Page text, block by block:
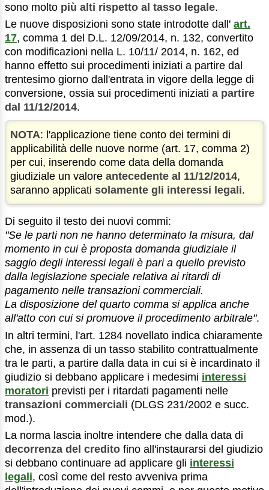
sono molto più alti rispetto al tasso legale.
Le nuove disposizioni sono state introdotte dall' art.
17, comma 1 del D.L. 12/09/2014, n. 132, convertito
con modificazioni nella L. 10/11/ 2014, n. 162, ed
hanno effetto sui procedimenti iniziati a partire dal
trentesimo giorno dall'entrata in vigore della legge di
conversione, ossia sui procedimenti iniziati a partire
dal 11/12/2014.
NOTA: l'applicazione tiene conto dei termini di
applicabilità delle nuove norme (art. 17, comma 2)
per cui, inserendo come data della domanda
giudiziale un valore antecedente al 11/12/2014,
saranno applicati solamente gli interessi legali.
Di seguito il testo dei nuovi commi:
"Se le parti non ne hanno determinato la misura, dal
momento in cui è proposta domanda giudiziale il
saggio degli interessi legali è pari a quello previsto
dalla legislazione speciale relativa ai ritardi di
pagamento nelle transazioni commerciali.
La disposizione del quarto comma si applica anche
all'atto con cui si promuove il procedimento arbitrale".
In altri termini, l'art. 1284 novellato indica chiaramente
che, in assenza di un tasso stabilito contrattualmente
tra le parti, a partire dalla data in cui si è incardinato il
giudizio si debbano applicare i medesimi interessi
moratori previsti per i ritardati pagamenti nelle
transazioni commerciali (DLGS 231/2002 e succ.
mod.).
La norma lascia inoltre intendere che dalla data di
decorrenza del credito fino all'instaurarsi del giudizio
si debbano continuare ad applicare gli interessi
legali, così come del resto avveniva prima